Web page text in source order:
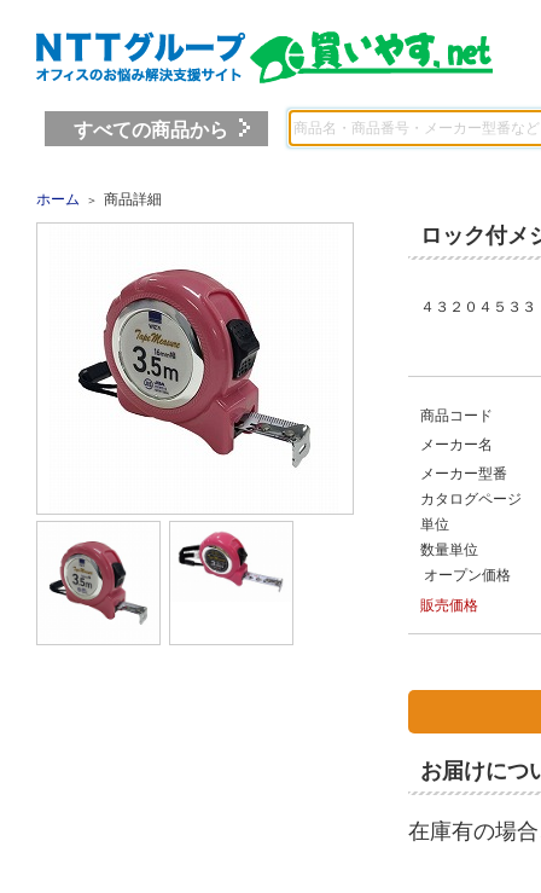
すべての商品から
ホーム ＞ 商品詳細
ロック付
４３２０４５３
商品コード
メーカー名
メーカー型番
カタログページ
単位
数量単位
オープン価格
販売価格
お届けにつ
在庫有の場